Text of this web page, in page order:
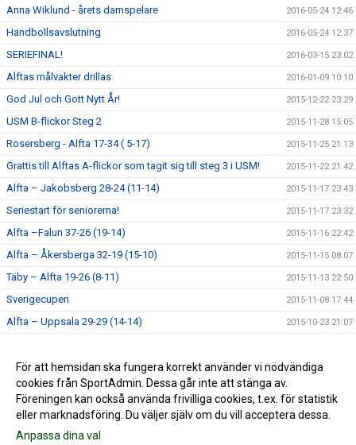
Anna Wiklund - årets damspelare 2016-05-24 12:46
Handbollsavslutning 2016-05-24 12:37
SERIEFINAL! 2016-03-15 23:02
Alftas målvakter drillas 2016-01-09 10:10
God Jul och Gott Nytt År! 2015-12-22 23:29
USM B-flickor Steg 2 2015-11-28 15:05
Rosersberg - Alfta 17-34 ( 5-17) 2015-11-25 21:13
Grattis till Alftas A-flickor som tagit sig till steg 3 i USM! 2015-11-22 21:42
Alfta – Jakobsberg 28-24 (11-14) 2015-11-17 23:43
Seriestart för seniorerna! 2015-11-17 23:32
Alfta –Falun 37-26 (19-14) 2015-11-16 22:42
Alfta – Åkersberga 32-19 (15-10) 2015-11-15 08:07
Täby – Alfta 19-26 (8-11) 2015-11-13 22:50
Sverigecupen 2015-11-08 17:44
Alfta – Uppsala 29-29 (14-14) 2015-10-23 21:07
Målvaktsutbildning 2015-09-14 16:58
Lycka till alla Alfta-lag! 2015-09-04 21:22
För att hemsidan ska fungera korrekt använder vi nödvändiga
cookies från SportAdmin. Dessa går inte att stänga av.
Föreningen kan också använda frivilliga cookies, t.ex. för statistik
eller marknadsföring. Du väljer själv om du vill acceptera dessa.
Anpassa dina val